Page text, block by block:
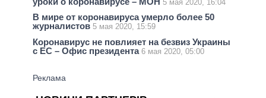
5 мая 2020, 16:04
В мире от коронавируса умерло более 50
журналистов 5 мая 2020, 15:59
Коронавирус не повлияет на безвиз Украины
с ЕС – Офис президента 6 мая 2020, 05:00